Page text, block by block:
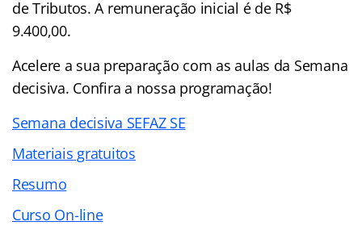
de Tributos. A remuneração inicial é de R$
9.400,00.
Acelere a sua preparação com as aulas da Semana
decisiva. Confira a nossa programação!
Semana decisiva SEFAZ SE
Materiais gratuitos
Resumo
Curso On-line